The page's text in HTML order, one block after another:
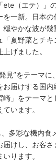
ete（エテ）」
を一新。日本
穏やかな波が
「夏野菜とチ
げました。
見”をテーマに
お届けする国
崎」をテーマ
います。
多彩な機内食
届けし、お客
ります。